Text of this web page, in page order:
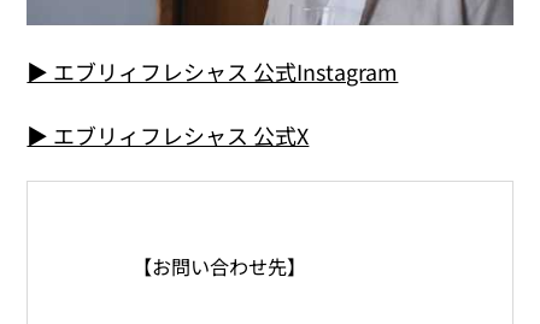
▶ エブリィフレシャス 公式Instagram
▶ エブリィフレシャス 公式X
【お問い合わせ先】